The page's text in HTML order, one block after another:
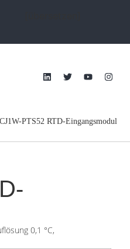
PTS52 RTD-Eingangsmodul
0,1 °C,